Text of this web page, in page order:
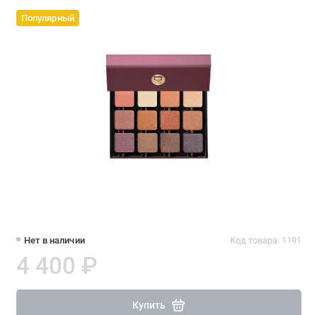
Популярный
Нет в наличии Код товара: 1191
4 400 ₽
Купить